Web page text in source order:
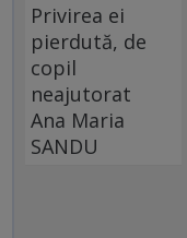
Privirea ei
pierdută, de
copil
neajutorat
Ana Maria
SANDU